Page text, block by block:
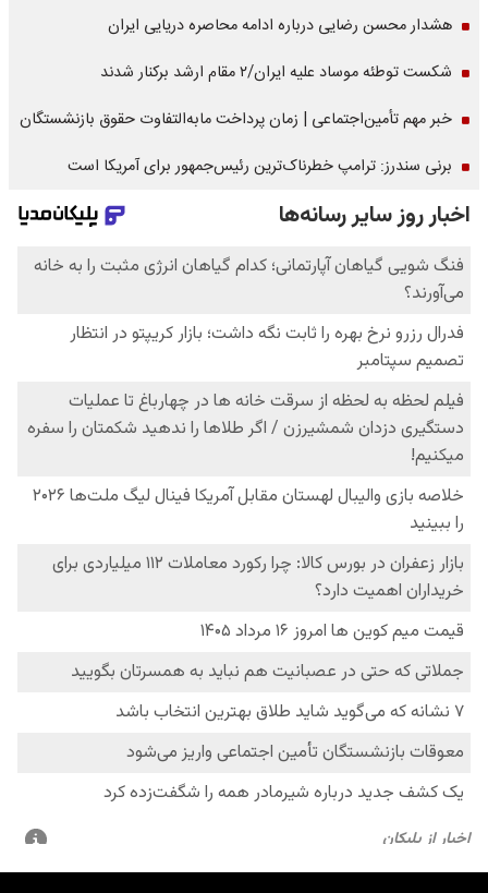
هشدار محسن رضایی درباره ادامه محاصره دریایی ایران
شکست توطئه موساد علیه ایران/۲ مقام‌ ارشد برکنار شدند
خبر مهم تأمین‌اجتماعی | زمان پرداخت مابه‌التفاوت حقوق بازنشستگان
برنی سندرز: ترامپ خطرناک‌ترین رئیس‌جمهور برای آمریکا است